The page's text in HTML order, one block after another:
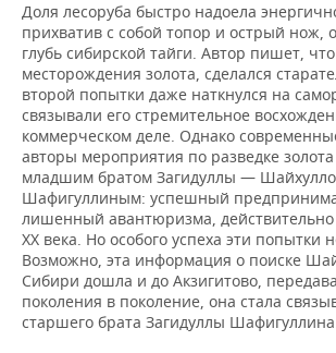
Доля лесоруба быстро надоела
прихватив с собой топор и острый нож,
глубь сибирской тайги. Автор пишет,
месторождения золота, сделался
второй попытки даже наткнулся на
связывали его стремительное
коммерческом деле. Однако
авторы мероприятия по разведке
младшим братом Загидуллы —
Шафигуллиным: успешный
лишенный авантюризма, действительно
ХХ века. Но особого успеха эти попытки
Возможно, эта информация о поиске
Сибири дошла и до Акзигитово,
поколения в поколение, она стала
старшего брата Загидуллы